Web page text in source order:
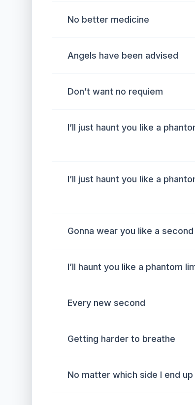
No better medicine
Angels have been advised
Don’t want no requiem
I’ll just haunt you like a
I’ll just haunt you like a
Gonna wear you like a
I’ll haunt you like a phantom
Every new second
Getting harder to breathe
No matter which side I end